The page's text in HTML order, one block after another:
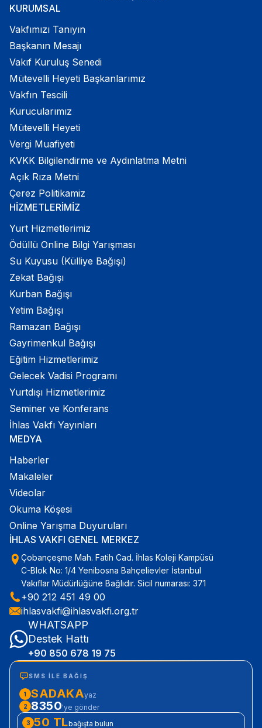
KURUMSAL
Vakfımızı Tanıyın
Başkanın Mesajı
Vakıf Kuruluş Senedi
Mütevelli Heyeti Başkanlarımız
Vakfın Tescili
Kurucularımız
Mütevelli Heyeti
Vergi Muafiyeti
KVKK Bilgilendirme ve Aydınlatma Metni
Açık Rıza Metni
Çerez Politikamiz
HİZMETLERİMİZ
Yurt Hizmetlerimiz
Ödüllü Online Bilgi Yarışması
Su Kuyusu (Külliye Bağışı)
Zekat Bağışı
Kurban Bağışı
Yetim Bağışı
Ramazan Bağışı
Gayrimenkul Bağışı
Eğitim Hizmetlerimiz
Gelecek Vadisi Programı
Yurtdışı Hizmetlerimiz
Seminer ve Konferans
İhlas Vakfı Yayınları
MEDYA
Haberler
Makaleler
Videolar
Okuma Köşesi
Online Yarışma Duyuruları
İHLAS VAKFI GENEL MERKEZ
Çobançeşme Mah. Fatih Cad. İhlas Koleji Kampüsü
C-Blok No: 1/4 Yenibosna Bahçelievler İstanbul
Vakıflar Müdürlüğüne Bağlıdır. Sicil numarası: 371
+90 212 451 49 00
ihlasvakfi@ihlasvakfi.org.tr
WHATSAPP
Destek Hattı
+90 850 678 19 75
SMS ILE BAĞIŞ
1 SADAKAyaz
2 8350'ye gönder
3 50 TLbağışta bulun